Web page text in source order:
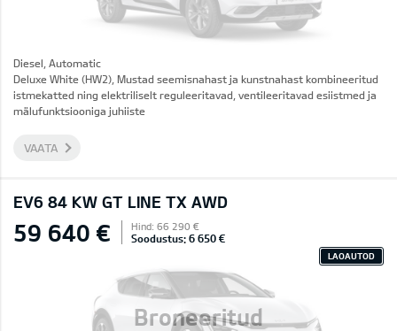
Diesel, Automatic
Deluxe White (HW2), Mustad seemisnahast ja kunstnahast kombineeritud
istmekatted ning elektriliselt reguleeritavad, ventileeritavad esiistmed ja
mälufunktsiooniga juhiiste
VAATA
EV6 84 KW GT LINE TX AWD
Broneeritud
59 640 € Hind: 66 290 €
Soodustus: 6 650 €
LAOAUTOD